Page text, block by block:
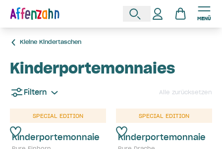
MENÜ
Kleine Kindertaschen
Kinderportemonnaies
Filtern Alle zurücksetzen
SPECIAL EDITION
Kinderportemonnaie
SPECIAL EDITION
Kinderportemonnaie